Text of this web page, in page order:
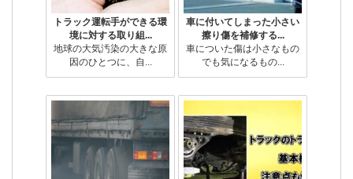
トラック運転手ができる環
境に対する取り組...
地球の大気汚染の大きな原
因のひとつに、自...
車に付いてしまった小さい
擦り傷を補修する...
車についた傷は小さなもの
でも気になるもの...